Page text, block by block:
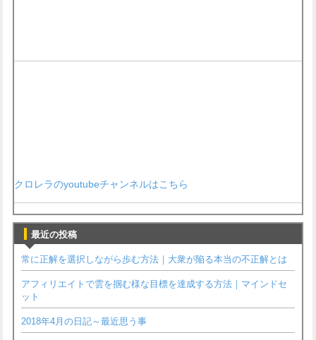
クロレラのyoutubeチャンネルはこちら
最近の投稿
常に正解を選択しながら歩む方法｜大衆が陥る本当の不正解とは
アフィリエイトで雲を掴む様な目標を達成する方法｜マインドセ
ット
2018年4月の日記～最近思う事